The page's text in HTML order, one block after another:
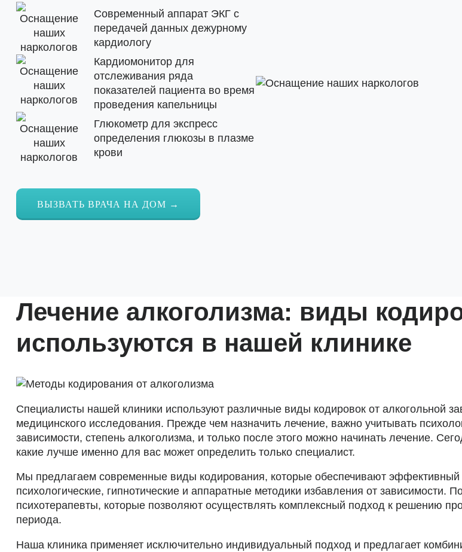
Современный аппарат ЭКГ с
передачей данных дежурному
кардиологу
Кардиомонитор для
отслеживания ряда
показателей пациента во время
проведения капельницы
Глюкометр для экспресс
определения глюкозы в плазме
крови
ВЫЗВАТЬ ВРАЧА НА ДОМ →
Лечение алкоголизма: виды
используются в нашей клинике
Специалисты нашей клиники используют различные виды кодировок от алкогольной
медицинского исследования. Прежде чем назначить лечение, важно учитывать
зависимости, степень алкоголизма, и только после этого можно начинать лечение.
какие лучше именно для вас может определить только специалист.
Мы предлагаем современные виды кодирования, которые обеспечивают
психологические, гипнотические и аппаратные методики избавления от
психотерапевты, которые позволяют осуществлять комплексный подход к решению
периода.
Наша клиника применяет исключительно индивидуальный подход и предлагает